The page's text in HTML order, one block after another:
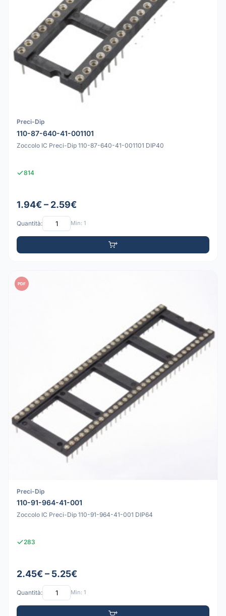
Preci-Dip
110-87-640-41-001101
Zoccolo IC Preci-Dip 110-87-640-41-001101 DIP40
814
1.94€ – 2.59€
Quantità: Min: 1
PDF
Preci-Dip
110-91-964-41-001
Zoccolo IC Preci-Dip 110-91-964-41-001 DIP64
283
2.45€ – 5.25€
Quantità: Min: 1